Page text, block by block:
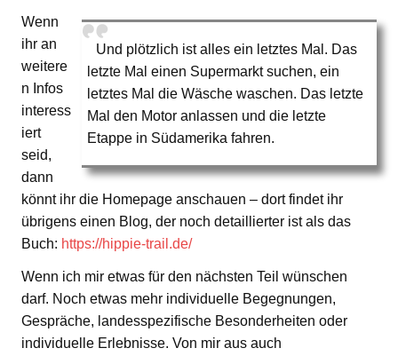
Und plötzlich ist alles ein letztes Mal. Das
letzte Mal einen Supermarkt suchen, ein
letztes Mal die Wäsche waschen. Das letzte
Mal den Motor anlassen und die letzte
Etappe in Südamerika fahren.
Wenn
ihr an
weitere
n Infos
interess
iert
seid,
dann
könnt ihr die Homepage anschauen – dort findet ihr
übrigens einen Blog, der noch detaillierter ist als das
Buch: https://hippie-trail.de/
Wenn ich mir etwas für den nächsten Teil wünschen
darf. Noch etwas mehr individuelle Begegnungen,
Gespräche, landesspezifische Besonderheiten oder
individuelle Erlebnisse. Von mir aus auch